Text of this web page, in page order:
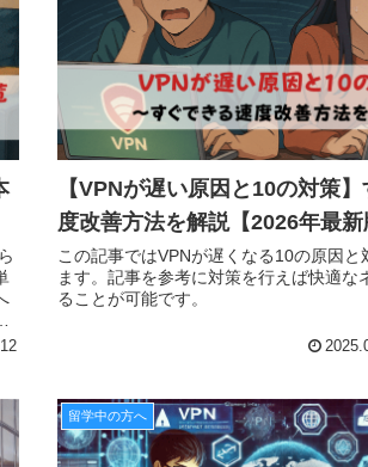
【VPNが遅い原因と10の対策
度改善方法を解説【2026年最新
この記事ではVPNが遅くなる10の原因と
ます。記事を参考に対策を行えば快適な
ることが可能です。
留学中の方へ